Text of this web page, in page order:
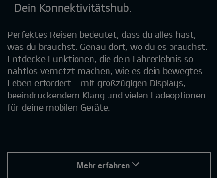
Dein Konnektivitätshub.
Perfektes Reisen bedeutet, dass du alles hast,
was du brauchst. Genau dort, wo du es brauchst.
Entdecke Funktionen, die dein Fahrerlebnis so
nahtlos vernetzt machen, wie es dein bewegtes
Leben erfordert – mit großzügigen Displays,
beeindruckendem Klang und vielen Ladeoptionen
für deine mobilen Geräte.
Mehr erfahren